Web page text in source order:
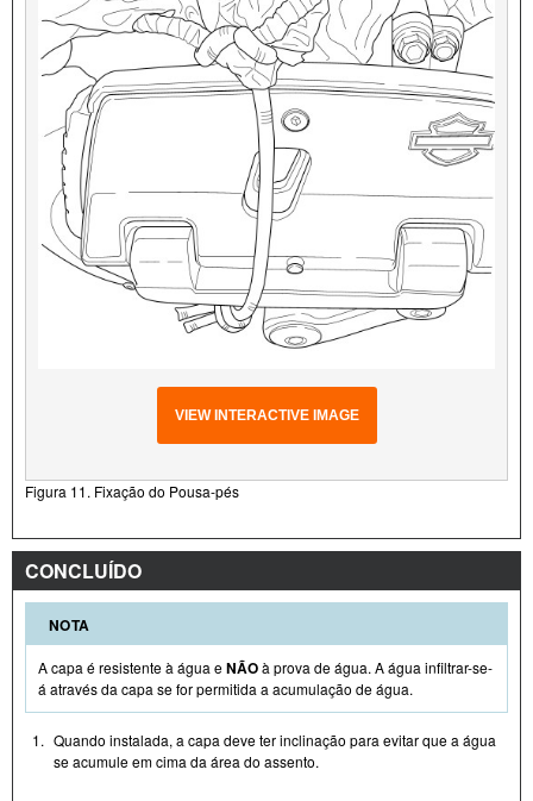
VIEW INTERACTIVE IMAGE
Figura 11. Fixação do Pousa-pés
CONCLUÍDO
NOTA
A capa é resistente à água eNÃOà prova de água. A água infiltrar-se-
á através da capa se for permitida a acumulação de água.
1. Quando instalada, a capa deve ter inclinação para evitar que a água
se acumule em cima da área do assento.